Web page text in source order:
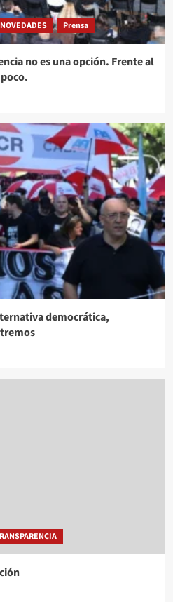
NOVEDADES Prensa
no es una opción. Frente al
democrática,